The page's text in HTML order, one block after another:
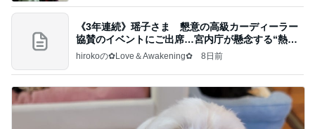
《3年連続》瑶子さま 懇意の高級カーディーラー
協賛のイベントにご出席…宮内庁が懸念する“熱心
すぎ
hirokoの✿Love＆Awakening✿ 8日前